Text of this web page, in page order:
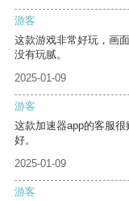
游客
这款游戏非常好玩，画
没有玩腻。
2025-01-09
游客
这款加速器app的客服
好。
2025-01-09
游客